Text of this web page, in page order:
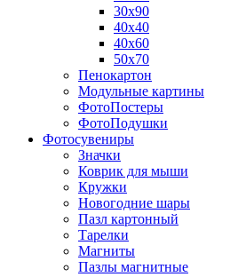
30х90
40х40
40х60
50х70
Пенокартон
Модульные картины
ФотоПостеры
ФотоПодушки
Фотоcувениры
Значки
Коврик для мыши
Кружки
Новогодние шары
Пазл картонный
Тарелки
Магниты
Пазлы магнитные